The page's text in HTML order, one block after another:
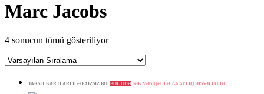
Marc Jacobs
4 sonucun tümü gösteriliyor
TAKSİT KARTLARI İLƏ FAİZSİZ BÖLBÖL ÖDƏTƏK VƏSİQƏ İLƏ 2-6 AYLIQ HİSSƏLİ ÖDƏ